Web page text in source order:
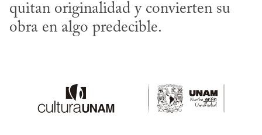
quitan originalidad y convierten su
obra en algo predecible.